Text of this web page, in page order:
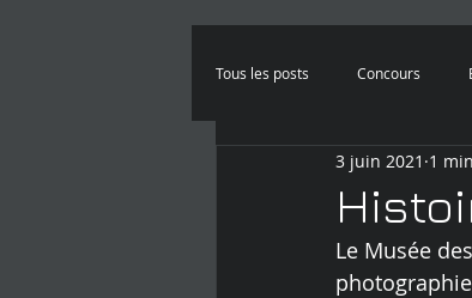
Tous les posts Concours
3 juin 2021 1
Le Musée